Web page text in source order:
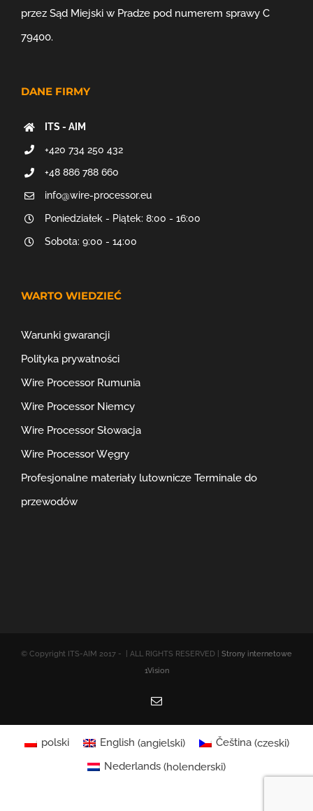
przez Sąd Miejski w Pradze pod numerem sprawy C
79400.
DANE FIRMY
ITS - AIM
+420 734 250 432
+48 886 788 660
info@wire-processor.eu
Poniedziałek - Piątek: 8:00 - 16:00
Sobota: 9:00 - 14:00
WARTO WIEDZIEĆ
Warunki gwarancji
Polityka prywatności
Wire Processor Rumunia
Wire Processor Niemcy
Wire Processor Słowacja
Wire Processor Węgry
Profesjonalne materiały lutownicze Terminale do
przewodów
© Copyright ITS-AIM 2017 - | ALL RIGHTS RESERVED | Strony internetowe
1Vision
Email
polski English (angielski) Čeština(czeski)
Nederlands (holenderski)